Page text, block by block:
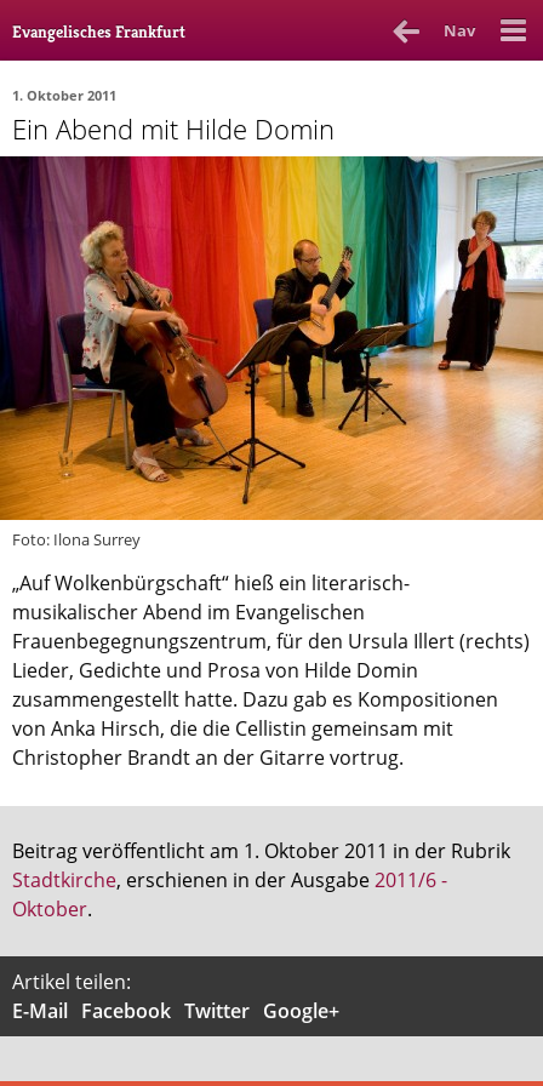
Evangelisches Frankfurt Nav
Rubrik Ausgabe Autor_in
Bücher & Filme
Ethik
Gott & Glauben
Kultur
Lebenslagen
Meinungen
Menschen
Stadtkirche
Aktuelle Printausgabe
Oktober 2017
Download
Informationen
Beratung & Info
Impressum
Hinweis
Diese Website wurde am 28. November 2017
1. Oktober 2011
Ein Abend mit Hilde Domin
Foto: Ilona Surrey
„Auf Wolkenbürgschaft“ hieß ein literarisch-
musikalischer Abend im Evangelischen
Frauenbegegnungszentrum, für den Ursula Illert (rechts)
Lieder, Gedichte und Prosa von Hilde Domin
zusammengestellt hatte. Dazu gab es Kompositionen
von Anka Hirsch, die die Cellistin gemeinsam mit
Christopher Brandt an der Gitarre vortrug.
Beitrag veröffentlicht am 1. Oktober 2011 in der Rubrik
Stadtkirche, erschienen in der Ausgabe2011/6 -
Oktober.
Artikel teilen:
E-Mail Facebook Twitter Google+